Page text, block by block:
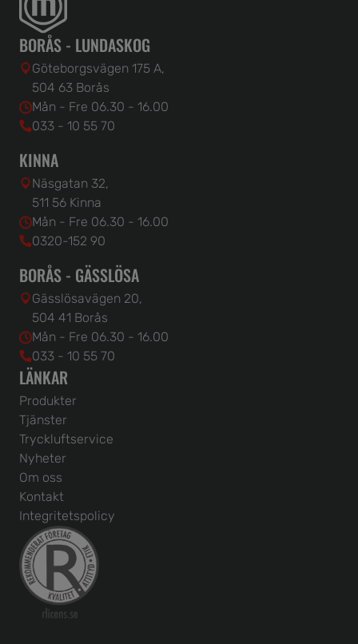
BORÅS - LUNDASKOG
Göteborgsvägen 175 A,
504 63 Borås
Mån - Fre 06.30 - 16.00
033 - 10 55 70
KINNA
Näsgatan 32,
511 56 Kinna
Mån - Fre 06.30 - 16.00
0320-152 90
BORÅS - GÄSSLÖSA
Gässlösavägen 20,
504 41 Borås
Mån - Fre 06.30 - 16.00
033 - 10 55 70
LÄNKAR
Produkter
Tjänster
Tryckluftservice
Nyheter
Om oss
Kontakt
Integritetspolicy